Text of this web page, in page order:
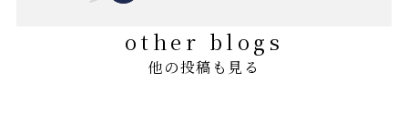
other blogs
他の投稿も見る